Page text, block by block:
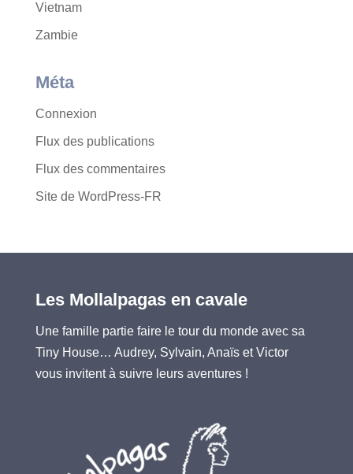
Vietnam
Zambie
Méta
Connexion
Flux des publications
Flux des commentaires
Site de WordPress-FR
Les Mollalpagas en cavale
Une famille partie faire le tour du monde avec sa
Tiny House… Audrey, Sylvain, Anaïs et Victor
vous invitent à suivre leurs aventures !